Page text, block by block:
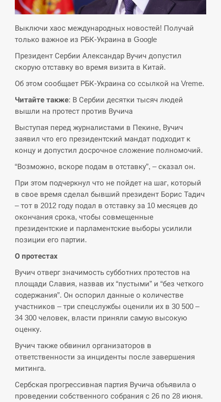
14:53
Экс-послу в США Стефанишиной вручили новое
подозрение и избирают меру…
У Росії розгортається ракетний підрозділ КНДР –
Reuters
Поставки ракет для ПВО сократились втрое,
СЕРПЕНЬ
У Румунії затоплять чотири баржі для
збільшення потоку води до…
СЕРПЕНЬ
13:53
В Москве пожаловались на “кратный рост” атак
дронов Украины
СЕРПЕНЬ
13:40
Біля українського літака в аеропорту Лейпцига
виявили дрон, ймовірно, з…
СЕРПЕНЬ
13:23
ответили, как отреагируют на…
СЕРПЕНЬ
13:10
Тайвань проводить найбільші військові
Выключи хаос международных новостей! Получай
только важное из РБК-Украина в Google
Президент Сербии Александар Вучич допустил
скорую отставку во время визита в Китай.
Об этом сообщает РБК-Украина со ссылкой на Vreme.
Читайте также: В Сербии десятки тысяч людей
вышли на протест против Вучича
Выступая перед журналистами в Пекине, Вучич
заявил что его президентский мандат подходит к
концу и допустил досрочное сложение полномочий.
“Возможно, вскоре подам в отставку”, – сказал он.
При этом подчеркнул что не пойдет на шаг, который
в свое время сделал бывший президент Борис Тадич
– тот в 2012 году подал в отставку за 10 месяцев до
окончания срока, чтобы совмещенные
президентские и парламентские выборы усилили
позиции его партии.
О протестах
Вучич отверг значимость субботних протестов на
площади Славия, назвав их “пустыми” и “без четкого
содержания”. Он оспорил данные о количестве
участников – три спецслужбы оценили их в 30 500 –
34 300 человек, власти приняли самую высокую
оценку.
Вучич также обвинил организаторов в
ответственности за инциденты после завершения
митинга.
Сербская прогрессивная партия Вучича объявила о
проведении собственного собрания с 26 по 28 июня.